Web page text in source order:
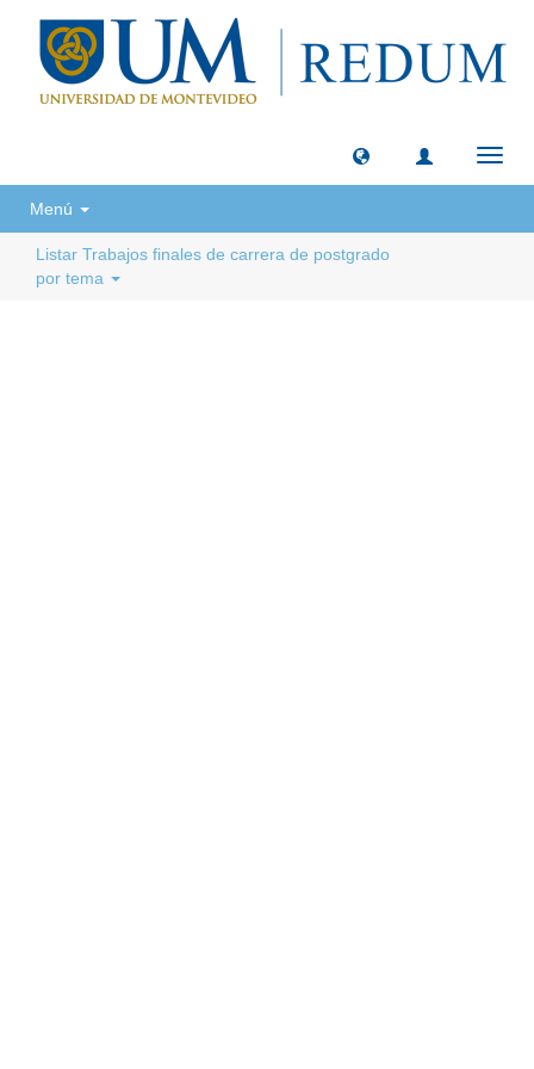
Menú
Listar Trabajos finales de carrera de postgrado
por tema